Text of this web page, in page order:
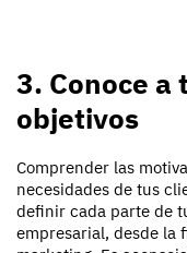
3. Conoce a
objetivos
Comprender las
necesidades de tus
definir cada parte de
empresarial, desde la